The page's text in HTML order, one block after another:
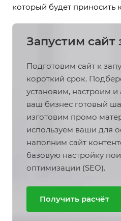
который будет приносить
Запустим сайт
Подготовим сайт к
короткий срок.
установим, настроим
ваш бизнес готовый
изготовим промо
используем ваши для
наполним сайт
базовую настройку
оптимизации (SEO).
Получить расчёт